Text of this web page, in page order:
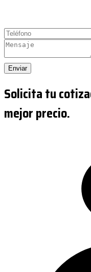
Enviar
Solicita tu
mejor precio.